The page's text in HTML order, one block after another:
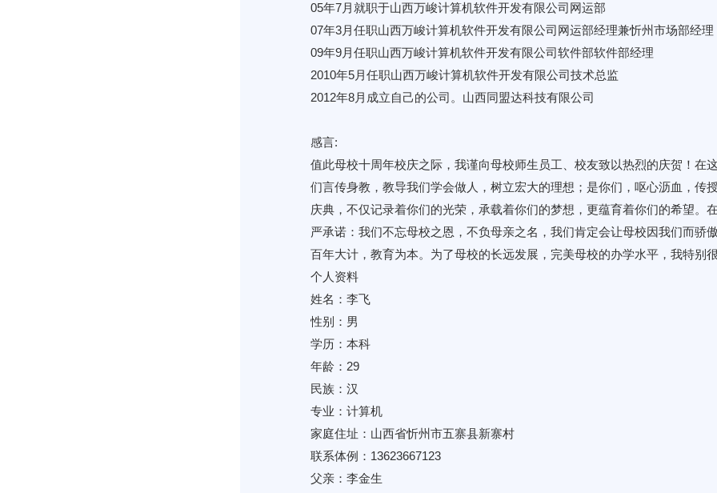
05年7月就职于山西万峻计算机软件开发有限公司网运部
07年3月任职山西万峻计算机软件开发有限公司网运部经理兼忻州市场部经理
09年9月任职山西万峻计算机软件开发有限公司软件部软件部经理
2010年5月任职山西万峻计算机软件开发有限公司技术总监
2012年8月成立自己的公司。山西同盟达科技有限公司
感言:
值此母校十周年校庆之际，我谨向母校师生员工、校友致以热烈的庆贺！在
们言传身教，教导我们学会做人，树立宏大的理想；是你们，呕心沥血，传
庆典，不仅记录着你们的光荣，承载着你们的梦想，更蕴育着你们的希望
严承诺：我们不忘母校之恩，不负母亲之名，我们肯定会让母校因我们而骄
百年大计，教育为本。为了母校的长远发展，完美母校的办学水平，我特别
个人资料
姓名：李飞
性别：男
学历：本科
年龄：29
民族：汉
专业：计算机
家庭住址：山西省忻州市五寨县新寨村
联系体例：13623667123
父亲：李金生